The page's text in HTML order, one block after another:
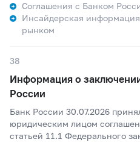
Соглашения с Банком
Инсайдерская
рынком
38
Информация о
России
Банк России 30.07.2026
юридическим лицом
статьей 11.1 Федерального